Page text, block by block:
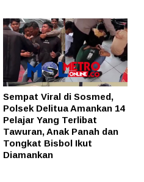
Sempat Viral di Sosmed,
Polsek Delitua Amankan 14
Pelajar Yang Terlibat
Tawuran, Anak Panah dan
Tongkat Bisbol Ikut
Diamankan